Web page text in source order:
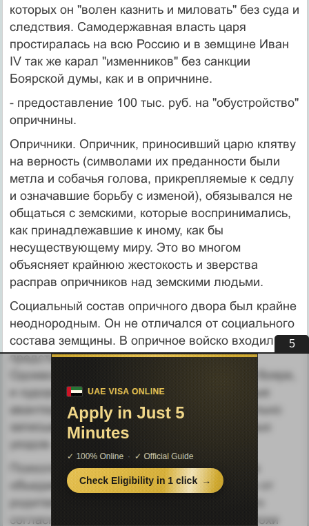
которых он "волен казнить и миловать" без суда и
следствия. Самодержавная власть царя
простиралась на всю Россию и в земщине Иван
IV так же карал "изменников" без санкции
Боярской думы, как и в опричнине.
- предоставление 100 тыс. руб. на "обустройство"
опричнины.
Опричники. Опричник, приносивший царю клятву
на верность (символами их преданности были
метла и собачья голова, прикрепляемые к седлу
и означавшие борьбу с изменой), обязывался не
общаться с земскими, которые воспринимались,
как принадлежавшие к иному, как бы
несуществующему миру. Это во многом
объясняет крайнюю жестокость и зверства
расправ опричников над земскими людьми.
Социальный состав опричного двора был крайне
неоднородным. Он не отличался от социального
состава земщины. В опричное войско входили и
представители знати - князья (Сицкий,
Одоевский, Хованский, Трубецкие и др.) и бояре,
и худородные дети боярские, и иностранные
авантюристы. Зачастую в опричнину насильно
записывали служилых людей определенных
уездов.
Психология опричного войска. Опричников
объединяла преданность царю, отречение от
родителей и принятых норм поведения, что
согласно религиозным представлениям эпохи
4